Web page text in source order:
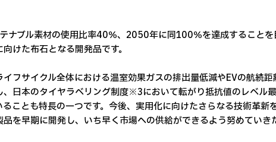
ナブル素材の使用比率40％、2050年に同100％を達成することを
けた布石となる開発品です。
フサイクル全体における温室効果ガスの排出量低減やEVの航続
、日本のタイヤラベリング制度※3において転がり抵抗値のレベル
ことも特長の一つです。今後、実用化に向けたさらなる技術革新
を早期に開発し、いち早く市場への供給ができるよう努めていき